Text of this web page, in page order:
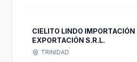
CIELITO LINDO IMPORTACIÓN
EXPORTACIÓN S.R.L.
TRINIDAD